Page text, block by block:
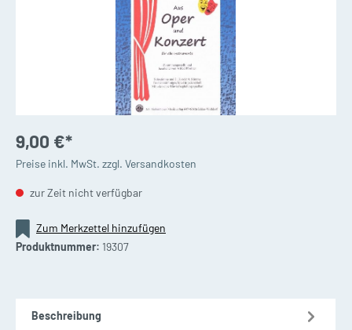
9,00 €*
Preise inkl. MwSt. zzgl. Versandkosten
zur Zeit nicht verfügbar
Zum Merkzettel hinzufügen
Produktnummer: 19307
Beschreibung